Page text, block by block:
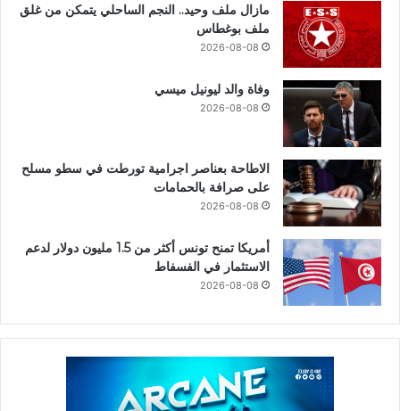
مازال ملف وحيد.. النجم الساحلي يتمكن من غلق
ملف بوغطاس
2026-08-08
وفاة والد ليونيل ميسي
2026-08-08
الاطاحة بعناصر اجرامية تورطت في سطو مسلح
على صرافة بالحمامات
2026-08-08
أمريكا تمنح تونس أكثر من 1.5 مليون دولار لدعم
الاستثمار في الفسفاط
2026-08-08